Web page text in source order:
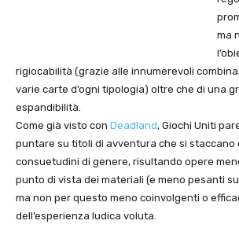
ma
rigiocabilità (grazie alle innumerevoli
varie carte d’ogni tipologia) oltre che di una
espandibilità.
Come già visto con Deadland, Giochi Uniti
puntare su titoli di avventura che si staccano
consuetudini di genere, risultando opere
punto di vista dei materiali (e meno pesanti
ma non per questo meno coinvolgenti o
dell’esperienza ludica voluta.